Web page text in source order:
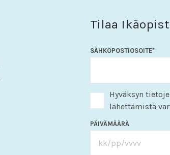
Tilaa
SÄHKÖPOSTIOSOITE*
Hyväksyn
lähettämistä
PÄIVÄMÄÄRÄ